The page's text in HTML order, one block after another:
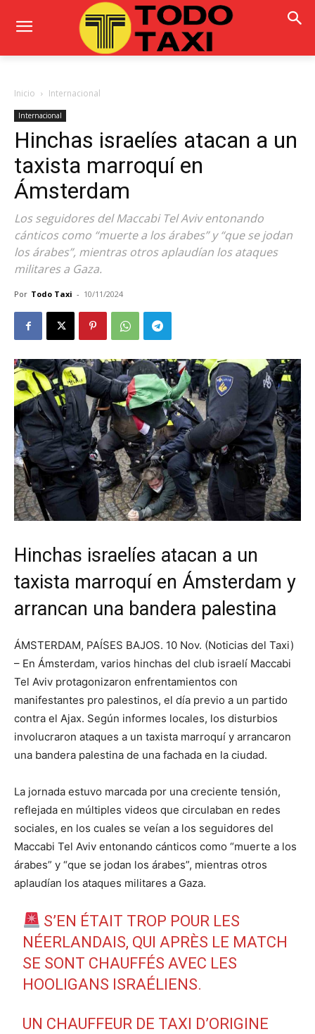
Inicio Internacional
Internacional
Hinchas israelíes atacan a un
taxista marroquí en
Ámsterdam
Los seguidores del Maccabi Tel Aviv entonando
cánticos como “muerte a los árabes” y “que se jodan
los árabes”, mientras otros aplaudían los ataques
militares a Gaza.
Por Todo Taxi - 10/11/2024
Hinchas israelíes atacan a un
taxista marroquí en Ámsterdam y
arrancan una bandera palestina
ÁMSTERDAM, PAÍSES BAJOS. 10 Nov. (Noticias del Taxi)
– En Ámsterdam, varios hinchas del club israelí Maccabi
Tel Aviv protagonizaron enfrentamientos con
manifestantes pro palestinos, el día previo a un partido
contra el Ajax. Según informes locales, los disturbios
involucraron ataques a un taxista marroquí y arrancaron
una bandera palestina de una fachada en la ciudad.
La jornada estuvo marcada por una creciente tensión,
reflejada en múltiples videos que circulaban en redes
sociales, en los cuales se veían a los seguidores del
Maccabi Tel Aviv entonando cánticos como “muerte a los
árabes” y “que se jodan los árabes”, mientras otros
aplaudían los ataques militares a Gaza.
S’EN ÉTAIT TROP POUR LES
NÉERLANDAIS, QUI APRÈS LE MATCH
SE SONT CHAUFFÉS AVEC LES
HOOLIGANS ISRAÉLIENS.
UN CHAUFFEUR DE TAXI D’ORIGINE